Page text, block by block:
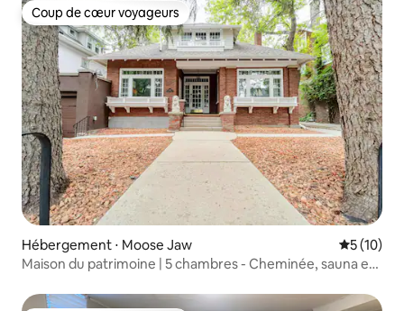
Coup de cœur voyageurs
Coup de cœur voyageurs
Hébergement ⋅ Moose Jaw
5 (10)
Maison du patrimoine | 5 chambres - Cheminée, sauna et